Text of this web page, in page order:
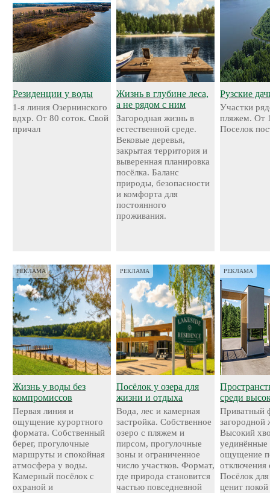
Резиденции у воды
1-я линия Озернинского
вдхр. От 80 соток. Свой
причал
Жизнь в глубине леса,
а не рядом с ним
Загородная жизнь в
естественной среде.
Вековые деревья,
закрытая территория и
выверенная планировка
посёлка. Баланс
природы, безопасности
и комфорта для
постоянного
проживания.
Рузские
Участки
пляжем. От
Поселок
РЕКЛАМА
Жизнь у воды без
компромиссов
Первая линия и
ощущение курортного
формата. Собственный
берег, прогулочные
маршруты и спокойная
атмосфера у воды.
Камерный посёлок с
охраной и
РЕКЛАМА
Посёлок у озера для
жизни и отдыха
Вода, лес и камерная
застройка. Собственное
озеро с пляжем и
пирсом, прогулочные
зоны и ограниченное
число участков. Формат,
где природа становится
частью повседневной
РЕКЛАМА
среди
Приватный
загородной
Высокий
уединённые
ощущение
отключения
Посёлок
ценит